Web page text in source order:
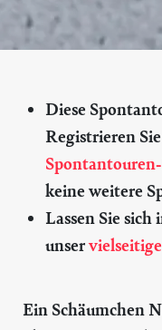
Diese
Registrieren
keine weitere
Lassen Sie
unser
Ein Schäumchen